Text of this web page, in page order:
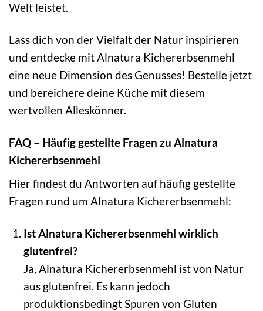
Welt leistet.
Lass dich von der Vielfalt der Natur inspirieren
und entdecke mit Alnatura Kichererbsenmehl
eine neue Dimension des Genusses! Bestelle jetzt
und bereichere deine Küche mit diesem
wertvollen Alleskönner.
FAQ – Häufig gestellte Fragen zu Alnatura
Kichererbsenmehl
Hier findest du Antworten auf häufig gestellte
Fragen rund um Alnatura Kichererbsenmehl:
Ist Alnatura Kichererbsenmehl wirklich
glutenfrei?
Ja, Alnatura Kichererbsenmehl ist von Natur
aus glutenfrei. Es kann jedoch
produktionsbedingt Spuren von Gluten